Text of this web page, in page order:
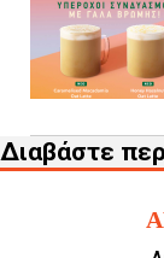
Διαβάστε